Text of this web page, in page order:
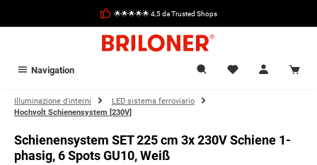
🌟🌟🌟🌟🌟 4,5 da Trusted Shops
Navigation
Illuminazione d'interni
LED sistema ferroviario
Hochvolt Schienensystem [230V]
Schienensystem SET 225 cm 3x 230V Schiene 1-
phasig, 6 Spots GU10, Weiß